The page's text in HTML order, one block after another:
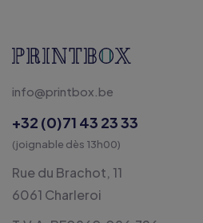
info@printbox.be
+32 (0)71 43 23 33
(joignable dès 13h00)
Rue du Brachot, 11
6061 Charleroi